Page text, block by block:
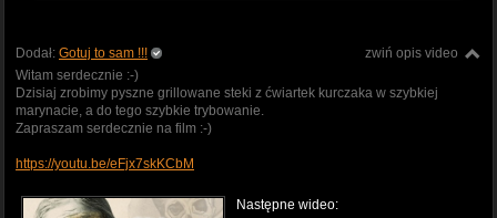
zwiń opis video
Dodał: Gotuj to sam !!!
Witam serdecznie :-)
Dzisiaj zrobimy pyszne grillowane steki z ćwiartek kurczaka w szybkiej
marynacie, a do tego szybkie trybowanie.
Zapraszam serdecznie na film :-)
https://youtu.be/eFjx7skKCbM
Następne wideo: